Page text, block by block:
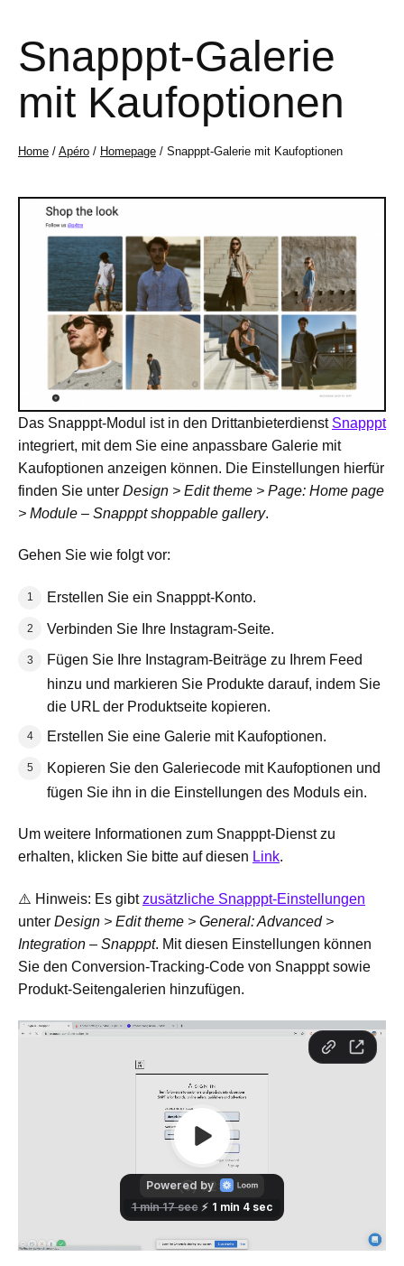
Snapppt-Galerie
mit Kaufoptionen
Home / Apéro / Homepage / Snapppt-Galerie mit Kaufoptionen
Das Snapppt-Modul ist in den Drittanbieterdienst Snapppt
integriert, mit dem Sie eine anpassbare Galerie mit
Kaufoptionen anzeigen können. Die Einstellungen hierfür
finden Sie unter Design > Edit theme > Page: Home page
> Module – Snapppt shoppable gallery.
Gehen Sie wie folgt vor:
Erstellen Sie ein Snapppt-Konto.
Verbinden Sie Ihre Instagram-Seite.
Fügen Sie Ihre Instagram-Beiträge zu Ihrem Feed
hinzu und markieren Sie Produkte darauf, indem Sie
die URL der Produktseite kopieren.
Erstellen Sie eine Galerie mit Kaufoptionen.
Kopieren Sie den Galeriecode mit Kaufoptionen und
fügen Sie ihn in die Einstellungen des Moduls ein.
Um weitere Informationen zum Snapppt-Dienst zu
erhalten, klicken Sie bitte auf diesen Link.
⚠️ Hinweis: Es gibtzusätzliche Snapppt-Einstellungen
unter Design > Edit theme > General: Advanced >
Integration – Snapppt. Mit diesen Einstellungen können
Sie den Conversion-Tracking-Code von Snapppt sowie
Produkt-Seitengalerien hinzufügen.